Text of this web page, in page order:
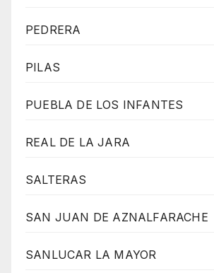
PEDRERA
PILAS
PUEBLA DE LOS INFANTES
REAL DE LA JARA
SALTERAS
SAN JUAN DE AZNALFARACHE
SANLUCAR LA MAYOR